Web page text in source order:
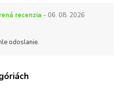
recenzia - 06. 08. 2026
odoslanie.